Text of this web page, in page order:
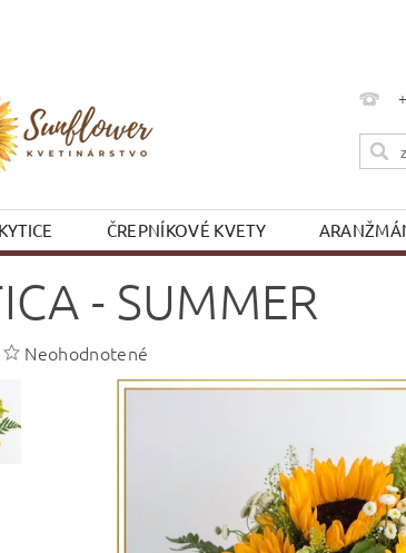
KYTICE ČREPNÍKOVÉ KVETY
- SUMMER
Neohodnotené